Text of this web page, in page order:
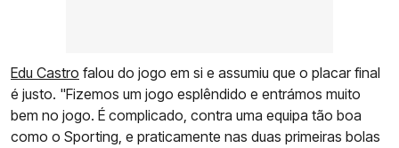
Edu Castro falou do jogo em si e assumiu que o placar final
é justo. "Fizemos um jogo esplêndido e entrámos muito
bem no jogo. É complicado, contra uma equipa tão boa
como o Sporting, e praticamente nas duas primeiras bolas